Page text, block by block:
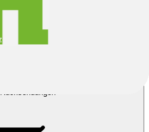
Rücksendungen